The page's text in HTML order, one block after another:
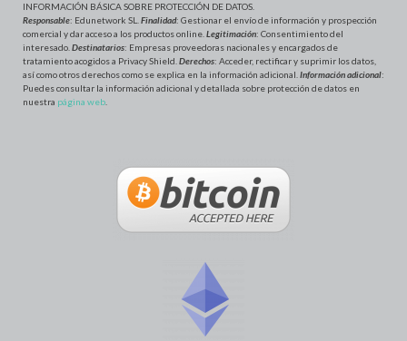
INFORMACIÓN BÁSICA SOBRE PROTECCIÓN DE DATOS
Responsable: Edunetwork SL. Finalidad: Gestionar el envío de información y prospección
comercial y dar acceso a los productos online. Legitimación: Consentimiento del
interesado. Destinatarios: Empresas proveedoras nacionales y encargados de
tratamiento acogidos a Privacy Shield. Derechos: Acceder, rectificar y suprimir los datos,
así como otros derechos como se explica en la información adicional. Información adicional:
Puedes consultar la información adicional y detallada sobre protección de datos en
nuestra página web